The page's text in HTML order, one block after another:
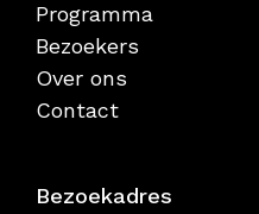
Programma
Bezoekers
Over ons
Contact
Bezoekadres